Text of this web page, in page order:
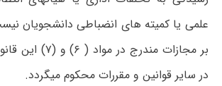
علمی یا کمیته های انضباطی دانشجویان
بر مجازات مندرج در
در سایر قوانین و مقررات محکوم میگردد.